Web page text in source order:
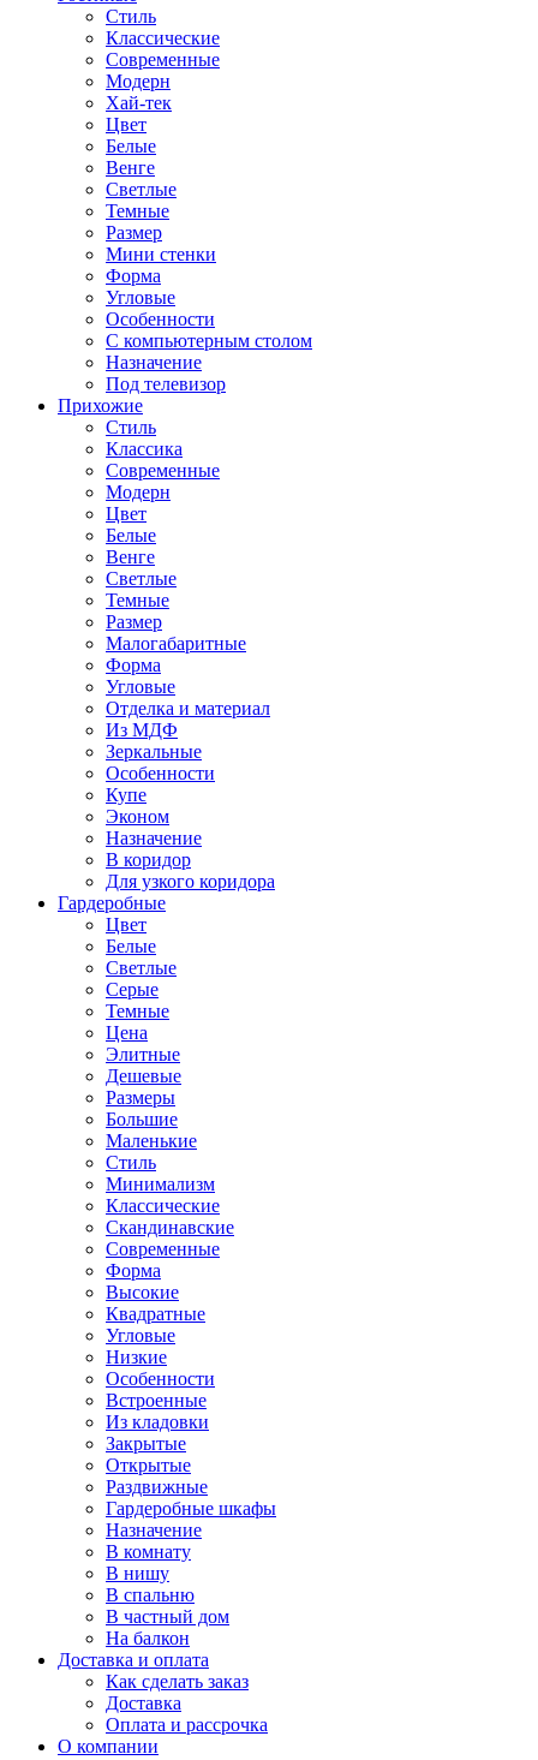
Стиль
Классические
Современные
Модерн
Хай-тек
Цвет
Белые
Венге
Светлые
Темные
Размер
Мини стенки
Форма
Угловые
Особенности
С компьютерным столом
Назначение
Под телевизор
Прихожие
Стиль
Классика
Современные
Модерн
Цвет
Белые
Венге
Светлые
Темные
Размер
Малогабаритные
Форма
Угловые
Отделка и материал
Из МДФ
Зеркальные
Особенности
Купе
Эконом
Назначение
В коридор
Для узкого коридора
Гардеробные
Цвет
Белые
Светлые
Серые
Темные
Цена
Элитные
Дешевые
Размеры
Большие
Маленькие
Стиль
Минимализм
Классические
Скандинавские
Современные
Форма
Высокие
Квадратные
Угловые
Низкие
Особенности
Встроенные
Из кладовки
Закрытые
Открытые
Раздвижные
Гардеробные шкафы
Назначение
В комнату
В нишу
В спальню
В частный дом
На балкон
Доставка и оплата
Как сделать заказ
Доставка
Оплата и рассрочка
О компании